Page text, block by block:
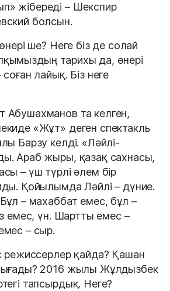
жібереді – Шекспир
болсын.
ше? Неге біз де солай
тарихы да, өнері
лайық. Біз неге
та келген,
«Жұт» деген спектакль
Барзу келді. «Ләйлі-
Араб жыры, қазақ сахнасы,
– үш түрлі әлем бір
Қойылымда Ләйлі – дүние.
– махаббат емес, бұл –
емес, үн. Шартты емес –
– сыр.
режиссерлер қайда? Қашан
2016 жылы Жұлдызбек
тапсырдық. Неге?